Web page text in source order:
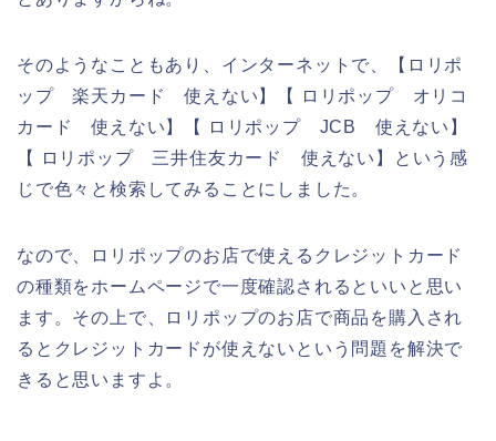
そのようなこともあり、インターネットで、【ロリポ
ップ 楽天カード 使えない】【 ロリポップ オリコ
カード 使えない】【 ロリポップ JCB 使えない】
【 ロリポップ 三井住友カード 使えない】という感
じで色々と検索してみることにしました。
なので、ロリポップのお店で使えるクレジットカード
の種類をホームページで一度確認されるといいと思い
ます。その上で、ロリポップのお店で商品を購入され
るとクレジットカードが使えないという問題を解決で
きると思いますよ。